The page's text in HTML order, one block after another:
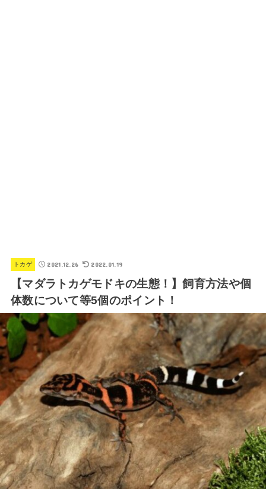
トカゲ 2021.12.26 2022.01.19
【マダラトカゲモドキの生態！】飼育方法や個
体数について等5個のポイント！